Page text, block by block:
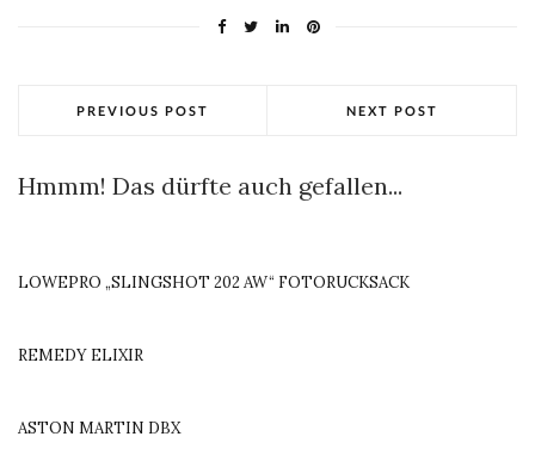
PREVIOUS POST NEXT POST
Hmmm! Das dürfte auch gefallen...
LOWEPRO „SLINGSHOT 202 AW“ FOTORUCKSACK
REMEDY ELIXIR
ASTON MARTIN DBX